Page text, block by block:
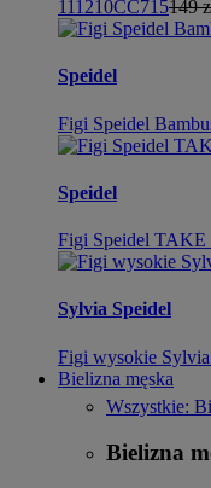
111210CC715149
Speidel
Figi Speidel
Speidel
Figi Speidel
Sylvia Speidel
Figi wysokie Sylvia
Bielizna męska
Wszystkie:
Bielizna